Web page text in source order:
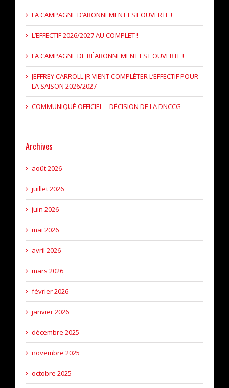
LA CAMPAGNE D’ABONNEMENT EST OUVERTE !
L’EFFECTIF 2026/2027 AU COMPLET !
LA CAMPAGNE DE RÉABONNEMENT EST OUVERTE !
JEFFREY CARROLL JR VIENT COMPLÉTER L’EFFECTIF POUR
LA SAISON 2026/2027
COMMUNIQUÉ OFFICIEL – DÉCISION DE LA DNCCG
Archives
août 2026
juillet 2026
juin 2026
mai 2026
avril 2026
mars 2026
février 2026
janvier 2026
décembre 2025
novembre 2025
octobre 2025